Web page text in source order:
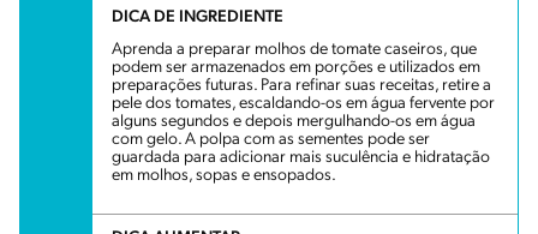
DICA DE INGREDIENTE
Aprenda a preparar molhos de tomate caseiros, que
podem ser armazenados em porções e utilizados em
preparações futuras. Para refinar suas receitas, retire a
pele dos tomates, escaldando-os em água fervente por
alguns segundos e depois mergulhando-os em água
com gelo. A polpa com as sementes pode ser
guardada para adicionar mais suculência e hidratação
em molhos, sopas e ensopados.